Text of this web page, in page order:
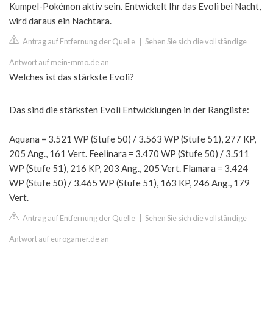
Kumpel-Pokémon aktiv sein. Entwickelt Ihr das Evoli bei Nacht,
wird daraus ein Nachtara.
Antrag auf Entfernung der Quelle Sehen Sie sich die vollständige
Antwort auf mein-mmo.de an
Welches ist das stärkste Evoli?
Das sind die stärksten Evoli Entwicklungen in der Rangliste:
Aquana = 3.521 WP (Stufe 50) / 3.563 WP (Stufe 51), 277 KP,
205 Ang., 161 Vert. Feelinara = 3.470 WP (Stufe 50) / 3.511
WP (Stufe 51), 216 KP, 203 Ang., 205 Vert. Flamara = 3.424
WP (Stufe 50) / 3.465 WP (Stufe 51), 163 KP, 246 Ang., 179
Vert.
Antrag auf Entfernung der Quelle Sehen Sie sich die vollständige
Antwort auf eurogamer.de an